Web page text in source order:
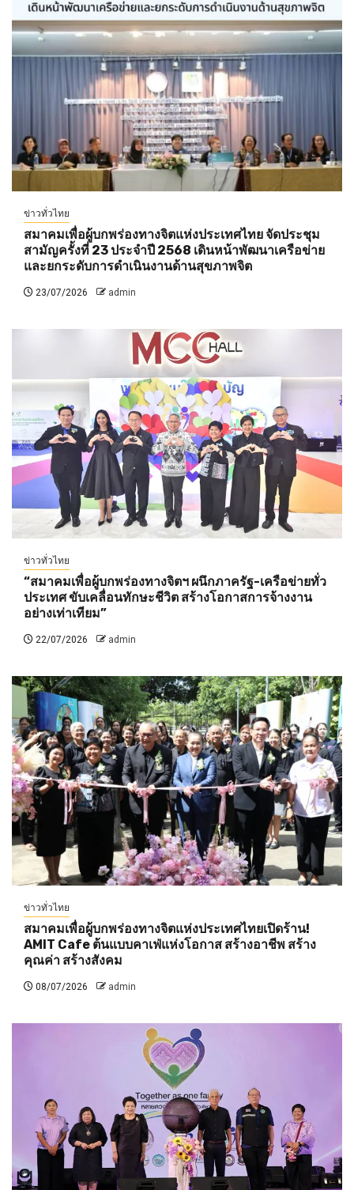
ข่าวทั่วไทย
สมาคมเพื่อผู้บกพร่องทางจิตแห่งประเทศไทย จัดประชุม
สามัญครั้งที่ 23 ประจำปี 2568 เดินหน้าพัฒนาเครือข่าย
และยกระดับการดำเนินงานด้านสุขภาพจิต
23/07/2026 admin
ข่าวทั่วไทย
“สมาคมเพื่อผู้บกพร่องทางจิตฯ ผนึกภาครัฐ-เครือข่ายทั่ว
ประเทศ ขับเคลื่อนทักษะชีวิต สร้างโอกาสการจ้างงาน
อย่างเท่าเทียม”
22/07/2026 admin
ข่าวทั่วไทย
สมาคมเพื่อผู้บกพร่องทางจิตแห่งประเทศไทยเปิดร้าน!
AMIT Cafe ต้นแบบคาเฟ่แห่งโอกาส สร้างอาชีพ สร้าง
คุณค่า สร้างสังคม
08/07/2026 admin